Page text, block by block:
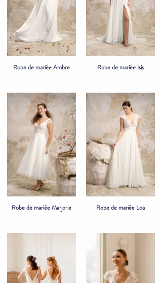
Robe de mariée Ambre Robe de mariée Isis
Robe de mariée Marjorie Robe de mariée Loa